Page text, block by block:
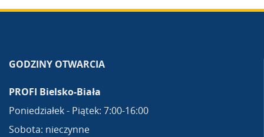
GODZINY OTWARCIA
PROFI Bielsko-Biała
Poniedziałek - Piątek: 7:00-16:00
Sobota: nieczynne